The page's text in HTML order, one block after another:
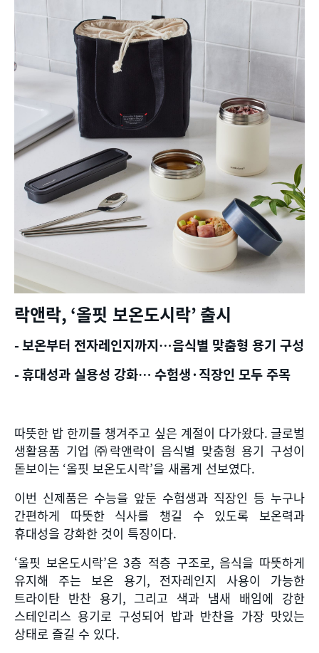
락앤락, ‘올핏 보온도시락’ 출시
-보온부터 전자레인지까지…음식별 맞춤형 용기 구성
-휴대성과 실용성 강화… 수험생·직장인 모두 주목
따뜻한 밥 한끼를 챙겨주고 싶은 계절이 다가왔다. 글로벌
생활용품 기업 ㈜락앤락이 음식별 맞춤형 용기 구성이
돋보이는 ‘올핏 보온도시락’을 새롭게 선보였다.
이번 신제품은 수능을 앞둔 수험생과 직장인 등 누구나
간편하게 따뜻한 식사를 챙길 수 있도록 보온력과
휴대성을 강화한 것이 특징이다.
‘올핏 보온도시락’은 3층 적층 구조로, 음식을 따뜻하게
유지해 주는 보온 용기, 전자레인지 사용이 가능한
트라이탄 반찬 용기, 그리고 색과 냄새 배임에 강한
스테인리스 용기로 구성되어 밥과 반찬을 가장 맛있는
상태로 즐길 수 있다.